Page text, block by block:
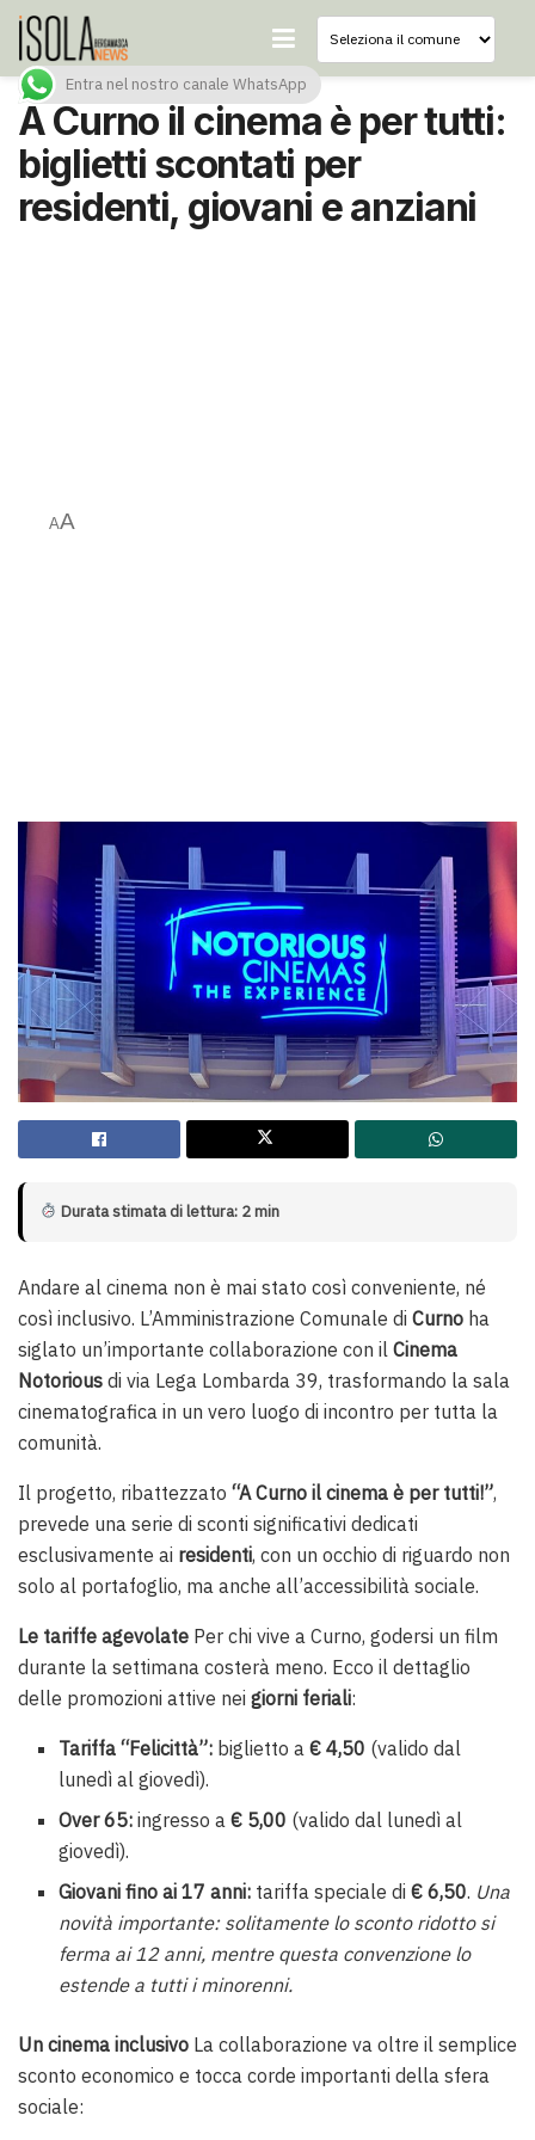
A Curno il cinema è per tutti:
biglietti scontati per
residenti, giovani e anziani
AA
Durata stimata di lettura: 2 min
Andare al cinema non è mai stato così conveniente, né
così inclusivo. L’Amministrazione Comunale di Curno ha
siglato un’importante collaborazione con il Cinema
Notorious di via Lega Lombarda 39, trasformando la sala
cinematografica in un vero luogo di incontro per tutta la
comunità.
Il progetto, ribattezzato “A Curno il cinema è per tutti!”,
prevede una serie di sconti significativi dedicati
esclusivamente ai residenti, con un occhio di riguardo non
solo al portafoglio, ma anche all’accessibilità sociale.
Le tariffe agevolate Per chi vive a Curno, godersi un film
durante la settimana costerà meno. Ecco il dettaglio
delle promozioni attive nei giorni feriali:
Tariffa “Felicittà”: biglietto a€ 4,50 (valido dal
lunedì al giovedì).
Over 65: ingresso a€ 5,00 (valido dal lunedì al
giovedì).
Giovani fino ai 17 anni: tariffa speciale di€ 6,50. Una
novità importante: solitamente lo sconto ridotto si
ferma ai 12 anni, mentre questa convenzione lo
estende a tutti i minorenni.
Un cinema inclusivo La collaborazione va oltre il semplice
sconto economico e tocca corde importanti della sfera
sociale:
Entra nel nostro canale WhatsApp